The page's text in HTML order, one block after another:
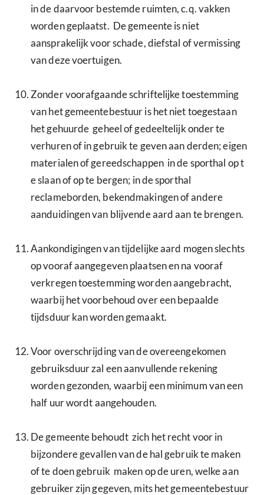
in de daarvoor bestemde ruimten, c.q. vakken
worden geplaatst. De gemeente is niet
aansprakelijk voor schade, diefstal of vermissing
van deze voertuigen.
Zonder voorafgaande schriftelijke toestemming
van het gemeentebestuur is het niet toegestaan
het gehuurde geheel of gedeeltelijk onder te
verhuren of in gebruik te geven aan derden; eigen
materialen of gereedschappen in de sporthal op t
e slaan of op te bergen; in de sporthal
reclameborden, bekendmakingen of andere
aanduidingen van blijvende aard aan te brengen.
Aankondigingen van tijdelijke aard mogen slechts
op vooraf aangegeven plaatsen en na vooraf
verkregen toestemming worden aangebracht,
waarbij het voorbehoud over een bepaalde
tijdsduur kan worden gemaakt.
Voor overschrijding van de overeengekomen
gebruiksduur zal een aanvullende rekening
worden gezonden, waarbij een minimum van een
half uur wordt aangehouden.
De gemeente behoudt zich het recht voor in
bijzondere gevallen van de hal gebruik te maken
of te doen gebruik maken op de uren, welke aan
gebruiker zijn gegeven, mits het gemeentebestuur